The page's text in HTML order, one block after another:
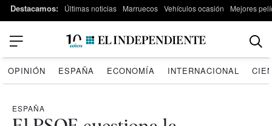
Destacamos: Últimas noticias Marruecos Vehículos ocasión Mejores
OPINIÓN ESPAÑA ECONOMÍA INTERNACIONAL
ESPAÑA